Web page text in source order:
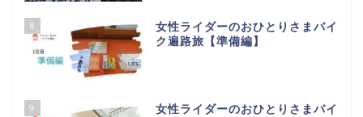
8
女性ライダーのおひとりさまバイ
ク遍路旅【準備編】
9
女性ライダーのおひとりさまバイ